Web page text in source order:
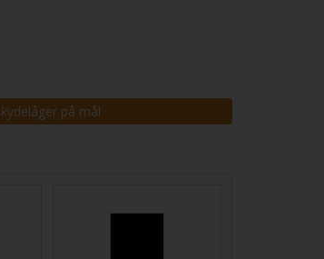
på mål